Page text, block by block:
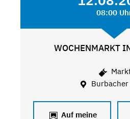
08:00
WOCHENMARKT
Auf meine